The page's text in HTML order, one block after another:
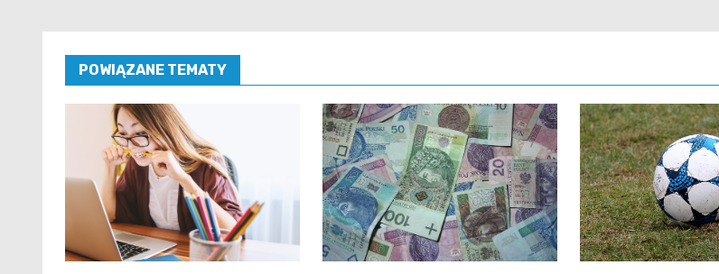
POWIĄZANE TEMATY